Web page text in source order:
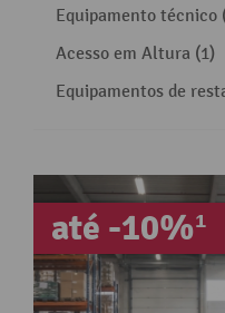
Equipamento técnico
Acesso em Altura (1)
Equipamentos de
até -10%¹